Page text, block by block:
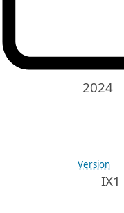
2024
Version